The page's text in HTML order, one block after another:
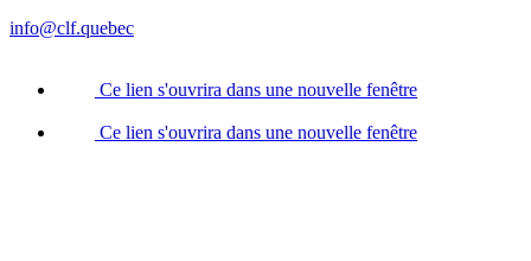
info@clf.quebec
Ce lien s'ouvrira dans une nouvelle fenêtre
Ce lien s'ouvrira dans une nouvelle fenêtre